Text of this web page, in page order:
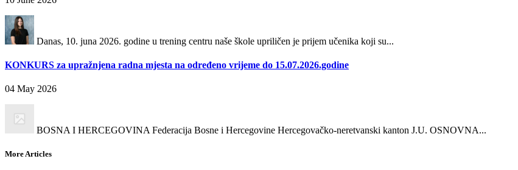
Danas, 10. juna 2026. godine u trening centru naše škole upriličen je prijem učenika koji su...
KONKURS za upražnjena radna mjesta na određeno vrijeme do 15.07.2026.godine
04 May 2026
BOSNA I HERCEGOVINA Federacija Bosne i Hercegovine Hercegovačko-neretvanski kanton J.U. OSNOVNA...
More Articles